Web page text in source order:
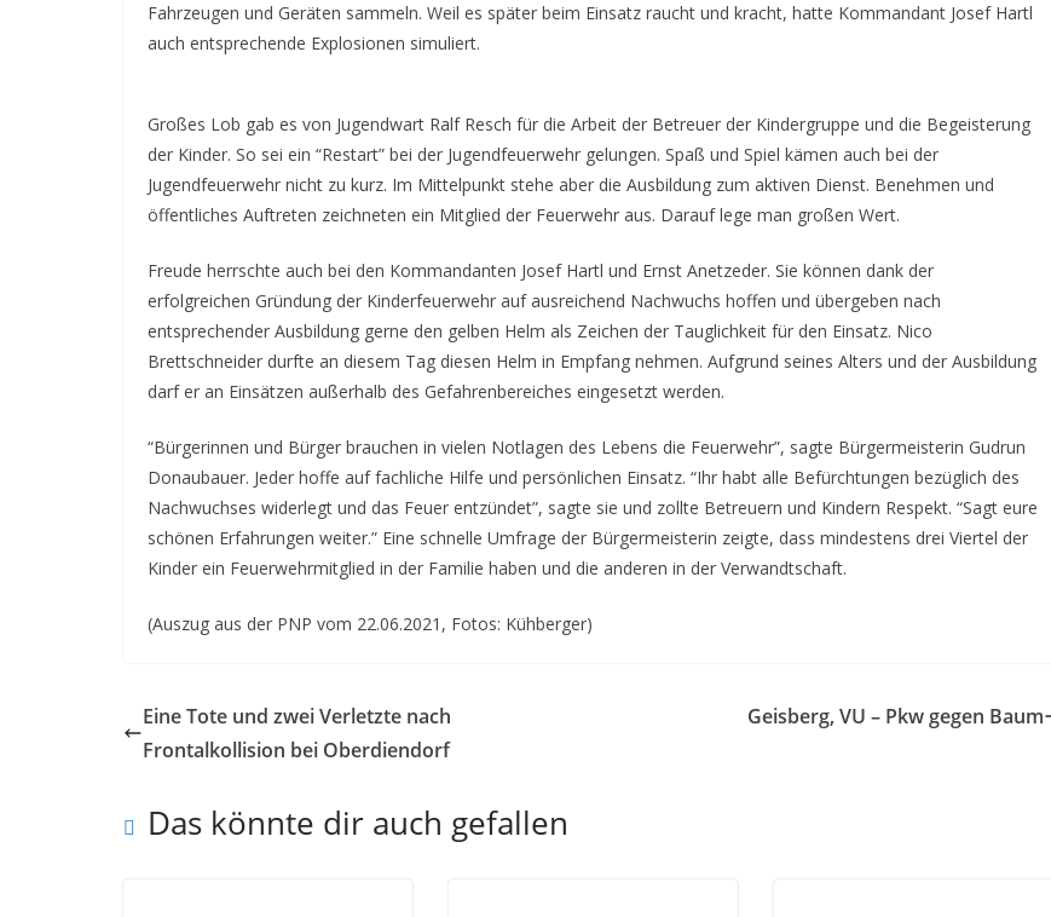
Fahrzeugen und Geräten sammeln. Weil es später beim Einsatz raucht und kracht, hatte Kommandant Josef Hartl
auch entsprechende Explosionen simuliert.
Großes Lob gab es von Jugendwart Ralf Resch für die Arbeit der Betreuer der Kindergruppe und die Begeisterung
der Kinder. So sei ein “Restart” bei der Jugendfeuerwehr gelungen. Spaß und Spiel kämen auch bei der
Jugendfeuerwehr nicht zu kurz. Im Mittelpunkt stehe aber die Ausbildung zum aktiven Dienst. Benehmen und
öffentliches Auftreten zeichneten ein Mitglied der Feuerwehr aus. Darauf lege man großen Wert.
Freude herrschte auch bei den Kommandanten Josef Hartl und Ernst Anetzeder. Sie können dank der
erfolgreichen Gründung der Kinderfeuerwehr auf ausreichend Nachwuchs hoffen und übergeben nach
entsprechender Ausbildung gerne den gelben Helm als Zeichen der Tauglichkeit für den Einsatz. Nico
Brettschneider durfte an diesem Tag diesen Helm in Empfang nehmen. Aufgrund seines Alters und der Ausbildung
darf er an Einsätzen außerhalb des Gefahrenbereiches eingesetzt werden.
“Bürgerinnen und Bürger brauchen in vielen Notlagen des Lebens die Feuerwehr”, sagte Bürgermeisterin Gudrun
Donaubauer. Jeder hoffe auf fachliche Hilfe und persönlichen Einsatz. “Ihr habt alle Befürchtungen bezüglich des
Nachwuchses widerlegt und das Feuer entzündet”, sagte sie und zollte Betreuern und Kindern Respekt. “Sagt eure
schönen Erfahrungen weiter.” Eine schnelle Umfrage der Bürgermeisterin zeigte, dass mindestens drei Viertel der
Kinder ein Feuerwehrmitglied in der Familie haben und die anderen in der Verwandtschaft.
(Auszug aus der PNP vom 22.06.2021, Fotos: Kühberger)
Eine Tote und zwei Verletzte nach
Frontalkollision bei Oberdiendorf
Geisberg, VU – Pkw gegen Baum
Das könnte dir auch gefallen